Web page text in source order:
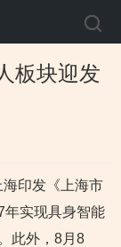
板块迎发
印发《上海市
年实现具身智能
此外，8月8